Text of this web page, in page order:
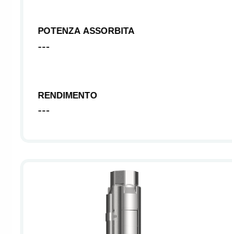
POTENZA ASSORBITA
---
RENDIMENTO
---